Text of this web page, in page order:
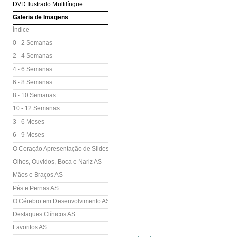
DVD Ilustrado Multilíngue
Galeria de Imagens
Índice
0 - 2 Semanas
2 - 4 Semanas
4 - 6 Semanas
6 - 8 Semanas
8 - 10 Semanas
10 - 12 Semanas
3 - 6 Meses
6 - 9 Meses
O Coração Apresentação de Slides (AS)
Olhos, Ouvidos, Boca e Nariz AS
Mãos e Braços AS
Pés e Pernas AS
O Cérebro em Desenvolvimento AS
Destaques Clínicos AS
Favoritos AS